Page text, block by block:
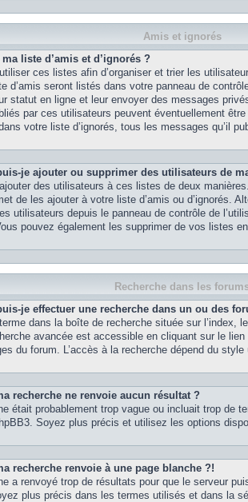
Amis et ignorés
liste d’amis et d’ignorés ?
ces listes afin d’organiser et trier les
d’amis seront listés dans votre panneau de
statut en ligne et leur envoyer des messages
par ces utilisateurs peuvent éventuellement
votre liste d’ignorés, tous les messages qu’il
je ajouter ou supprimer des utilisateurs de
des utilisateurs à ces listes de deux
de les ajouter à votre liste d’amis ou d’ignorés.
utilisateurs depuis le panneau de contrôle de
pouvez également les supprimer de vos listes
Recherche dans les
je effectuer une recherche dans un ou des
dans la boîte de recherche située sur l’index,
avancée est accessible en cliquant sur le
du forum. L’accès à la recherche dépend du style
recherche ne renvoie aucun résultat ?
était probablement trop vague ou incluait trop de
Soyez plus précis et utilisez les options
recherche renvoie à une page blanche ?!
a renvoyé trop de résultats pour que le serveur
plus précis dans les termes utilisés et dans la